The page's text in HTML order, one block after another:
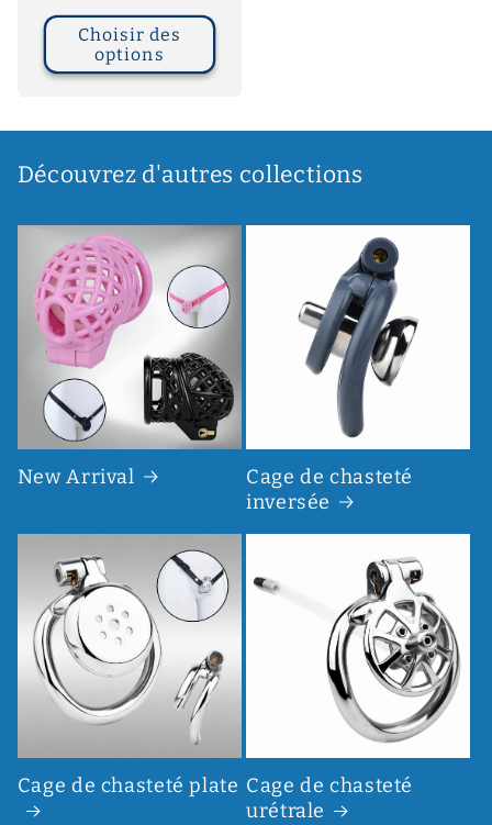
Choisir des
options
Découvrez d'autres collections
New Arrival
Cage de chasteté
inversée
Cage de chasteté plate Cage de chasteté
urétrale